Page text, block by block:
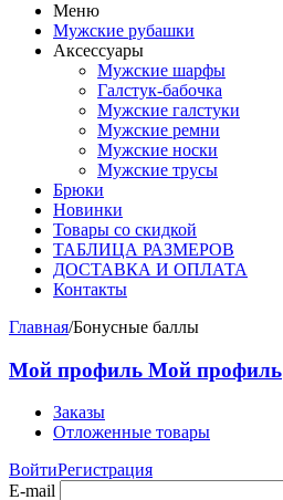
Меню
Мужские рубашки
Аксессуары
Мужские шарфы
Галстук-бабочка
Мужские галстуки
Мужские ремни
Мужские носки
Мужские трусы
Брюки
Новинки
Товары со скидкой
ТАБЛИЦА РАЗМЕРОВ
ДОСТАВКА И ОПЛАТА
Контакты
Главная/Бонусные баллы
Мой профиль Мой профиль
Заказы
Отложенные товары
ВойтиРегистрация
E-mail